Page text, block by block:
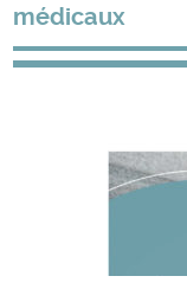
médicaux